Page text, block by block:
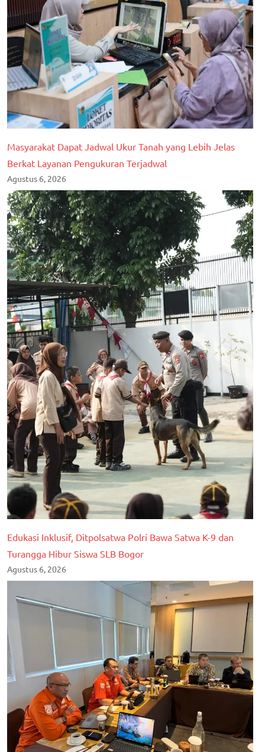
Masyarakat Dapat Jadwal Ukur Tanah yang Lebih Jelas
Berkat Layanan Pengukuran Terjadwal
Agustus 6, 2026
Edukasi Inklusif, Ditpolsatwa Polri Bawa Satwa K-9 dan
Turangga Hibur Siswa SLB Bogor
Agustus 6, 2026